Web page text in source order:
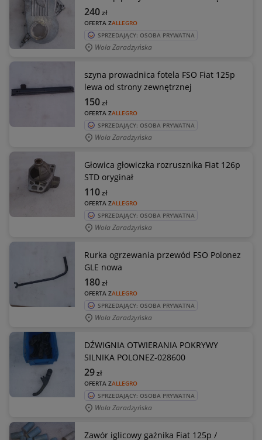
OFERTA ZALLEGRO
240zł
SPRZEDAJĄCY: OSOBA PRYWATNA
Wola Zaradzyńska
szyna prowadnica fotela FSO Fiat 125p
lewa od strony zewnętrznej
OFERTA ZALLEGRO
150zł
SPRZEDAJĄCY: OSOBA PRYWATNA
Wola Zaradzyńska
Głowica głowiczka rozrusznika Fiat 126p
STD oryginał
OFERTA ZALLEGRO
110zł
SPRZEDAJĄCY: OSOBA PRYWATNA
Wola Zaradzyńska
Rurka ogrzewania przewód FSO Polonez
GLE nowa
OFERTA ZALLEGRO
180zł
SPRZEDAJĄCY: OSOBA PRYWATNA
Wola Zaradzyńska
DŹWIGNIA OTWIERANIA POKRYWY
SILNIKA POLONEZ-028600
OFERTA ZALLEGRO
29zł
SPRZEDAJĄCY: OSOBA PRYWATNA
Wola Zaradzyńska
Zawór iglicowy gaźnika Fiat 125p /